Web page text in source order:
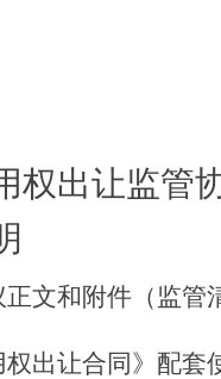
权出让监管
正文和附件（ 监管
出让合同》配套